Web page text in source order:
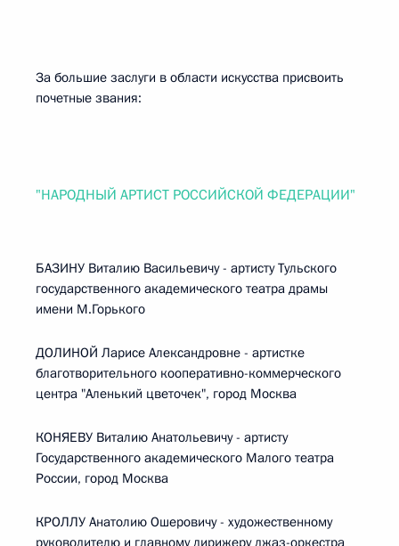
За большие заслуги в области искусства присвоить
почетные звания:
"НАРОДНЫЙ АРТИСТ РОССИЙСКОЙ ФЕДЕРАЦИИ"
БАЗИНУ Виталию Васильевичу - артисту Тульского
государственного академического театра драмы
имени М.Горького
ДОЛИНОЙ Ларисе Александровне - артистке
благотворительного кооперативно-коммерческого
центра "Аленький цветочек", город Москва
КОНЯЕВУ Виталию Анатольевичу - артисту
Государственного академического Малого театра
России, город Москва
КРОЛЛУ Анатолию Ошеровичу - художественному
руководителю и главному дирижеру джаз-оркестра